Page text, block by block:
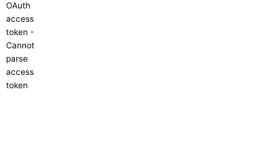
OAuth
access
token -
Cannot
parse
access
token